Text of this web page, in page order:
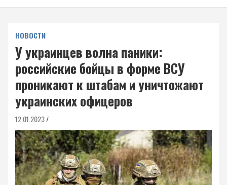
НОВОСТИ
У украинцев волна паники:
российские бойцы в форме ВСУ
проникают к штабам и уничтожают
украинских офицеров
12.01.2023